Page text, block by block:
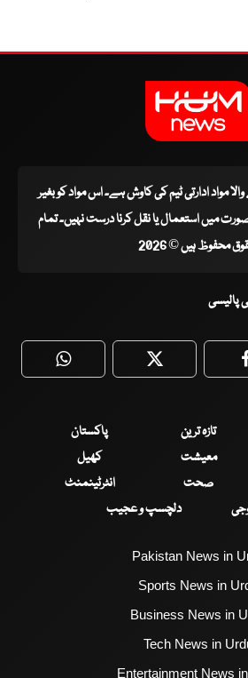
والا مواد ادارتی ٹیم کی کاوش ہے۔ اس مواد کو بغیر
میں استعمال یا نقل کرنا درست نہیں۔ تمام
محفوظ ہیں © 2026
پالیسی
WhatsApp Twitter
تازہ ترین
پاکستان
معیشت
کھیل
صحت
انٹرٹینمنٹ
دلچسپ و عجیب
Pakistan News in
Sports News in
Business News in
Tech News in
Entertainment News